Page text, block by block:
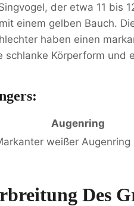
der etwa 11 bis
einem gelben Bauch.
haben einen
Körperform und
Augenring
weißer Augenring
Des